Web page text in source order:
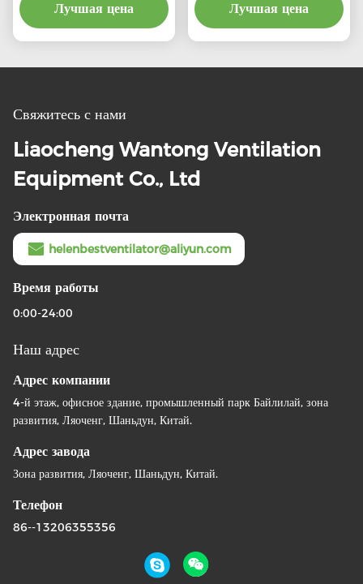
вентиляторы с льготной
ценой
Лучшая цена
качества
Лучшая цена
Свяжитесь с нами
Liaocheng Wantong Ventilation
Equipment Co., Ltd
Электронная почта
helenbestventilator@aliyun.com
Время работы
0:00-24:00
Наш адрес
Адрес компании
4-й этаж, офисное здание, промышленный парк Байлилай, зона
развития, Ляоченг, Шаньдун, Китай.
Адрес завода
Зона развития, Ляоченг, Шаньдун, Китай.
Телефон
86--13206355356